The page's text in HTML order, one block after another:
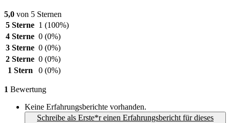
5,0 von 5 Sternen
5 Sterne 1 (100%)
4 Sterne 0 (0%)
3 Sterne 0 (0%)
2 Sterne 0 (0%)
1 Stern
0 (0%)
1 Bewertung
Keine Erfahrungsberichte vorhanden.
Schreibe als Erste*r einen Erfahrungsbericht für dieses